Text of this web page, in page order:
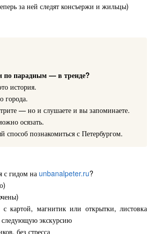
за ней следят консъержи и жильцы)
по парадным — в тренде?
история.
города.
— но и слушаете и вы запоминаете.
осязать.
познакомиться с Петербургом.
с гидом на unbanalpeter.ru?
картой, магнитик или открытки, листовка
экскурсию
без стресса